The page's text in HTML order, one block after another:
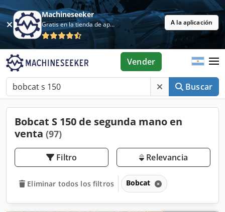
Machineseeker
Gratis en la tienda de aplicaciones A la aplicación
Buscar
Vender
Bobcat S 150 de segunda mano en
venta (97)
Filtro Relevancia
Eliminar todos los filtros Bobcat